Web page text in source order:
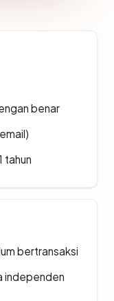
benar
tahun
bertransaksi
independen